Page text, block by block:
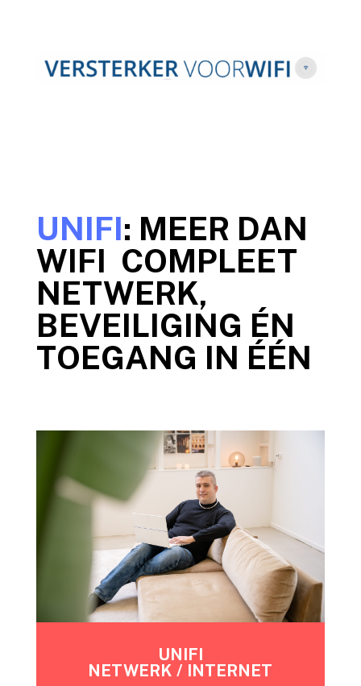
UNIFI: MEER DAN
WIFI COMPLEET
NETWERK,
BEVEILIGING ÉN
TOEGANG IN ÉÉN
UNIFI
NETWERK / INTERNET